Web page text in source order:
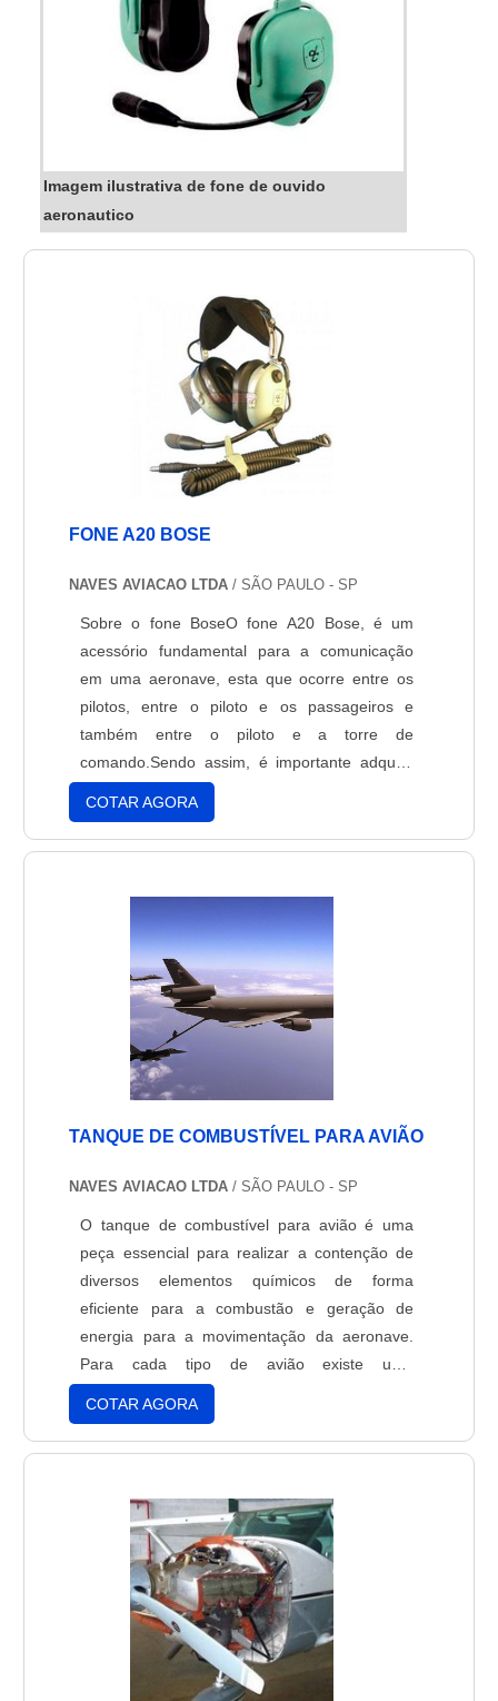
Imagem ilustrativa de fone de ouvido
aeronautico
FONE A20 BOSE
NAVES AVIACAO LTDA / SÃO PAULO - SP
Sobre o fone BoseO fone A20 Bose, é um
acessório fundamental para a comunicação
em uma aeronave, esta que ocorre entre os
pilotos, entre o piloto e os passageiros e
também entre o piloto e a torre de
comando.Sendo assim, é importante adquirir
um produto de qualidade, e não há marca e
produto melhor que o fone A20 Bose para dar
significado a palavra qualidade.Diferencias do
a mais do que os outros fone....
COTAR AGORA
TANQUE DE COMBUSTÍVEL PARA AVIÃO
NAVES AVIACAO LTDA / SÃO PAULO - SP
O tanque de combustível para avião é uma
peça essencial para realizar a contenção de
diversos elementos químicos de forma
eficiente para a combustão e geração de
energia para a movimentação da aeronave.
Para cada tipo de avião existe uma
combinação de tanques, tubulações e bombas
de armazenagem, cuja função é armazenar e
transportar o combustível para os motores. Os
desempenho efetivo. O motor tem a tar....
COTAR AGORA